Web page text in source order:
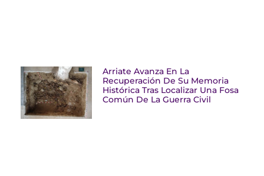
Arriate Avanza En La
Recuperación De Su Memoria
Histórica Tras Localizar Una Fosa
Común De La Guerra Civil